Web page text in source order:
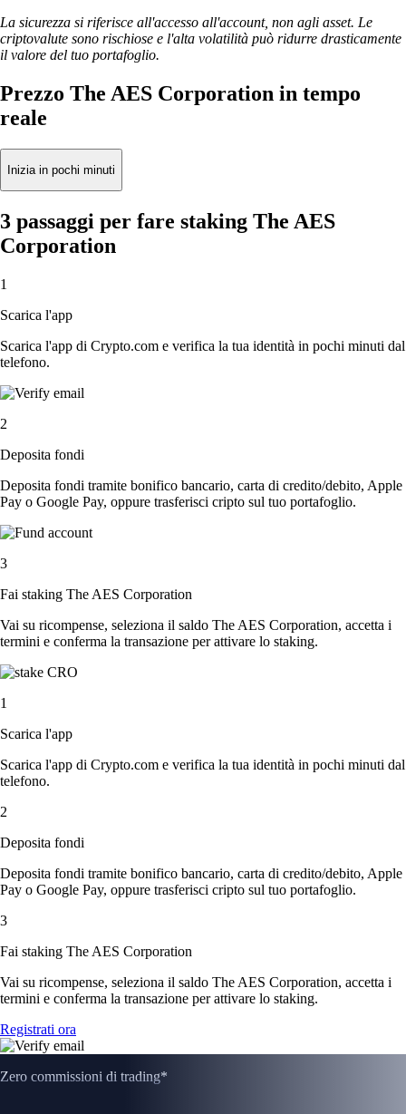
La sicurezza si riferisce all'accesso all'account, non agli asset. Le
criptovalute sono rischiose e l'alta volatilità può ridurre drasticamente
il valore del tuo portafoglio.
Prezzo The AES Corporation in tempo
reale
Inizia in pochi minuti
3 passaggi per fare staking The AES
Corporation
1
Scarica l'app
Scarica l'app di Crypto.com e verifica la tua identità in pochi minuti dal
telefono.
2
Deposita fondi
Deposita fondi tramite bonifico bancario, carta di credito/debito, Apple
Pay o Google Pay, oppure trasferisci cripto sul tuo portafoglio.
3
Fai staking The AES Corporation
Vai su ricompense, seleziona il saldo The AES Corporation, accetta i
termini e conferma la transazione per attivare lo staking.
1
Scarica l'app
Scarica l'app di Crypto.com e verifica la tua identità in pochi minuti dal
telefono.
2
Deposita fondi
Deposita fondi tramite bonifico bancario, carta di credito/debito, Apple
Pay o Google Pay, oppure trasferisci cripto sul tuo portafoglio.
3
Fai staking The AES Corporation
Vai su ricompense, seleziona il saldo The AES Corporation, accetta i
termini e conferma la transazione per attivare lo staking.
Registrati ora
Zero commissioni di trading*